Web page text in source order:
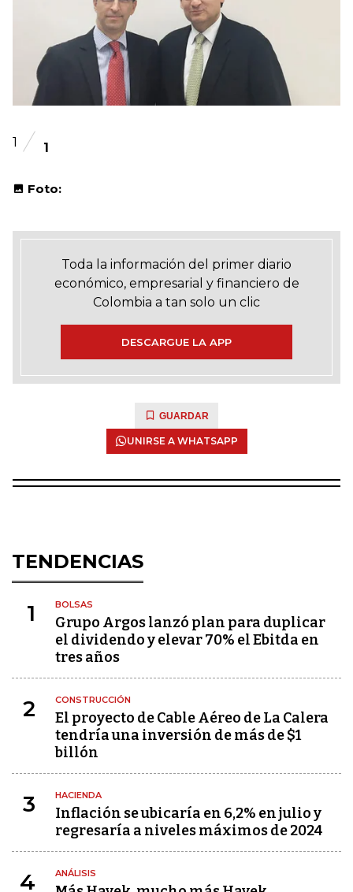
1 1
Foto:
Toda la información del primer diario
económico, empresarial y financiero de
Colombia a tan solo un clic
DESCARGUE LA APP
GUARDAR
UNIRSE A WHATSAPP
TENDENCIAS
1 BOLSAS
Grupo Argos lanzó plan para duplicar
el dividendo y elevar 70% el Ebitda en
tres años
2 CONSTRUCCIÓN
El proyecto de Cable Aéreo de La Calera
tendría una inversión de más de $1
billón
3 HACIENDA
Inflación se ubicaría en 6,2% en julio y
regresaría a niveles máximos de 2024
4 ANÁLISIS